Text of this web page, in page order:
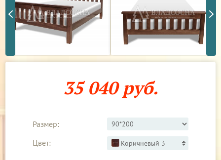
35 040 руб.
Размер:
Цвет:
Коричневый 3